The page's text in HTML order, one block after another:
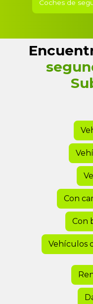
Coches de
Con
Con
Vehículos